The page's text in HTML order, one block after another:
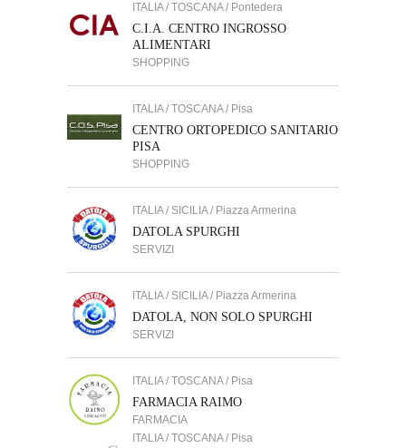
ITALIA / TOSCANA / Pontedera
C.I.A. CENTRO INGROSSO
ALIMENTARI
SHOPPING
ITALIA / TOSCANA / Pisa
CENTRO ORTOPEDICO SANITARIO
PISA
SHOPPING
ITALIA / SICILIA / Piazza Armerina
DATOLA SPURGHI
SERVIZI
ITALIA / SICILIA / Piazza Armerina
DATOLA, NON SOLO SPURGHI
SERVIZI
ITALIA / TOSCANA / Pisa
FARMACIA RAIMO
FARMACIA
ITALIA / TOSCANA / Pisa